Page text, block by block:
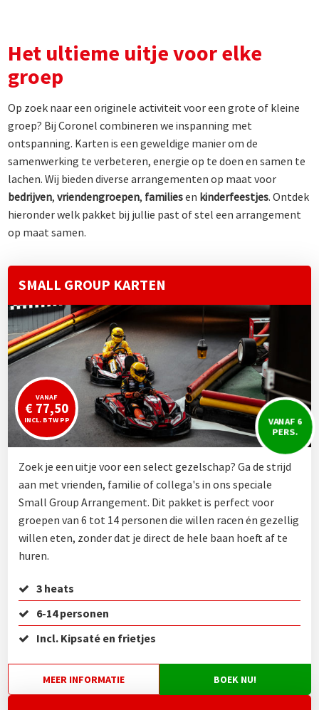
Het ultieme uitje voor elke
groep
Op zoek naar een originele activiteit voor een grote of kleine
groep? Bij Coronel combineren we inspanning met
ontspanning. Karten is een geweldige manier om de
samenwerking te verbeteren, energie op te doen en samen te
lachen. Wij bieden diverse arrangementen op maat voor
bedrijven,vriendengroepen, familiesen kinderfeestjes. Ontdek
hieronder welk pakket bij jullie past of stel een arrangement
op maat samen.
SMALL GROUP KARTEN
VANAF
€ 77,50
INCL. BTW PP
VANAF 6
PERS.
Zoek je een uitje voor een select gezelschap? Ga de strijd
aan met vrienden, familie of collega's in ons speciale
Small Group Arrangement. Dit pakket is perfect voor
groepen van 6 tot 14 personen die willen racen én gezellig
willen eten, zonder dat je direct de hele baan hoeft af te
huren.
3 heats
6-14 personen
Incl. Kipsaté en frietjes
MEER INFORMATIE BOEK NU!